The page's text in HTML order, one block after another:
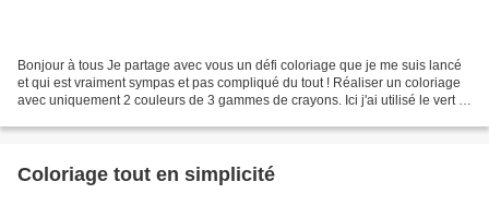
Bonjour à tous Je partage avec vous un défi coloriage que je me suis lancé
et qui est vraiment sympas et pas compliqué du tout ! Réaliser un coloriage
avec uniquement 2 couleurs de 3 gammes de crayons. Ici j'ai utilisé le vert et
Coloriage tout en simplicité